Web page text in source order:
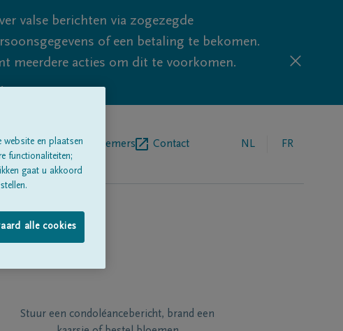
valse berichten via zogezegde
of een betaling te bekomen.
meerdere acties om dit te voorkomen.
onsBegrafenisondernemers Contact NL FR
Stuur een condoléancebericht, brand een
en plaatsen
functionaliteiten;
gaat u akkoord
alle cookies